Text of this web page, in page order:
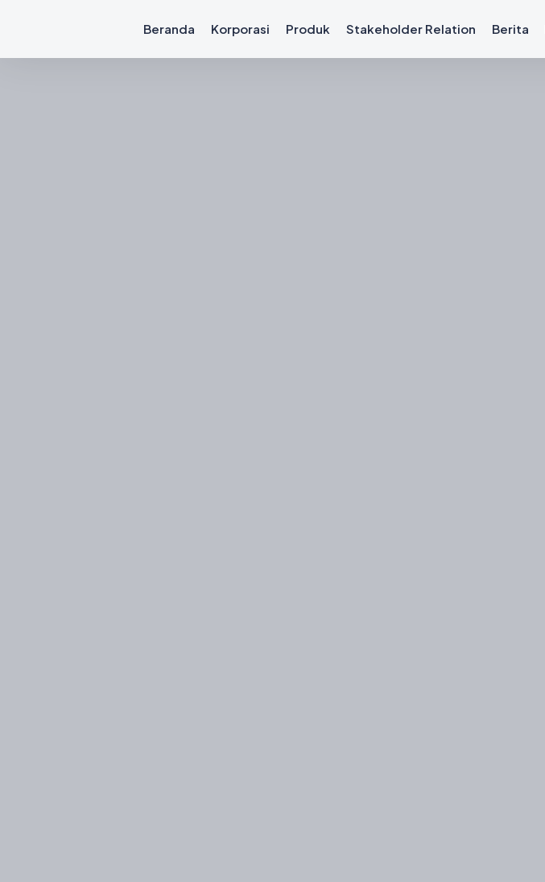
Beranda Korporasi Produk Stakeholder Relation Berita